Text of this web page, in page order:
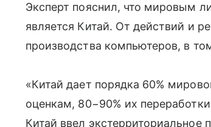
Эксперт пояснил, что мировым
является Китай. От действий и
производства компьютеров, в
«Китай дает порядка 60%
оценкам, 80−90% их
Китай ввел экстерриториальное